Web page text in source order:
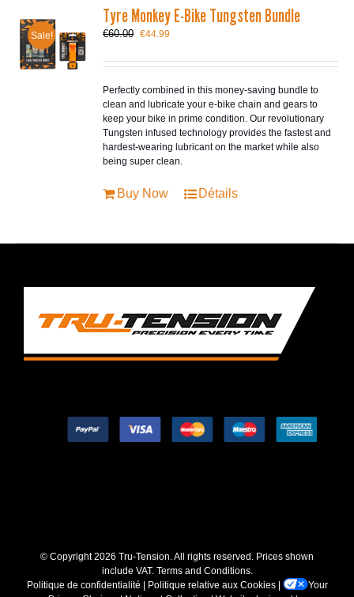
Sale!
Tyre Monkey E-Bike Tungsten Bundle
€60.00 Le
initial
€60.00.
€44.99
actuel
€44.99.
Perfectly combined in this money-saving bundle to
clean and lubricate your e-bike chain and gears to
keep your bike in prime condition. Our revolutionary
Tungsten infused technology provides the fastest and
hardest-wearing lubricant on the market while also
being super clean.
Buy Now Détails
© Copyright2026 Tru-Tension. All rights reserved. Prices shown
include VAT. Terms and Conditions.
Politique de confidentialité
Politique relative aux Cookies|
Your